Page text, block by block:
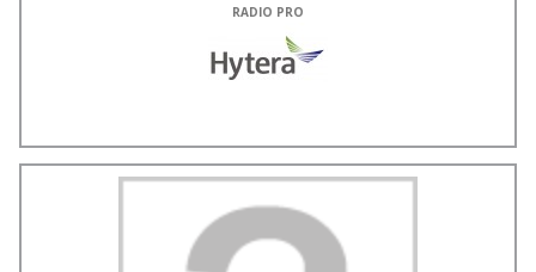
RADIO PRO